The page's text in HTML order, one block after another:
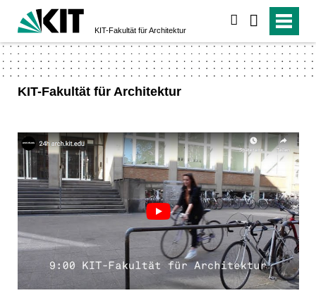
KIT-Fakultät für Architektur
KIT-Fakultät für Architektur